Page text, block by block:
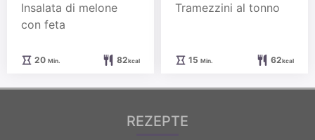
Insalata di melone
con feta
20Minuten
Min. 82kcal
Tramezzini al tonno
15Minuten
Min. 62kcal
REZEPTE